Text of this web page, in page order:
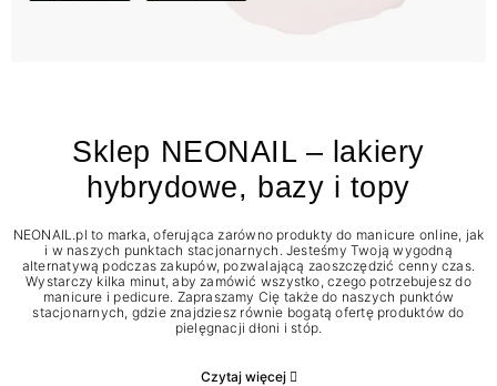
Sklep NEONAIL – lakiery
hybrydowe, bazy i topy
NEONAIL.pl to marka, oferująca zarówno produkty do manicure online, jak
i w naszych punktach stacjonarnych. Jesteśmy Twoją wygodną
alternatywą podczas zakupów, pozwalającą zaoszczędzić cenny czas.
Wystarczy kilka minut, aby zamówić wszystko, czego potrzebujesz do
manicure i pedicure. Zapraszamy Cię także do naszych punktów
stacjonarnych, gdzie znajdziesz równie bogatą ofertę produktów do
pielęgnacji dłoni i stóp.
Czytaj więcej